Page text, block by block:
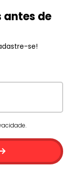
antes de
se!